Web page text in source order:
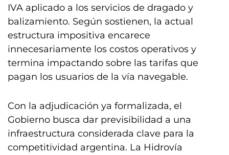
IVA aplicado a los servicios de dragado y
balizamiento. Según sostienen, la actual
estructura impositiva encarece
innecesariamente los costos operativos y
termina impactando sobre las tarifas que
pagan los usuarios de la vía navegable.
Con la adjudicación ya formalizada, el
Gobierno busca dar previsibilidad a una
infraestructura considerada clave para la
competitividad argentina. La Hidrovía